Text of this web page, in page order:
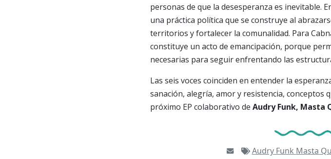
personas de que la desesperanza es inevitable.
una práctica política que se construye al
territorios y fortalecer la comunalidad. Para
constituye un acto de emancipación, porque
necesarias para seguir enfrentando las
Las seis voces coinciden en entender la
sanación, alegría, amor y resistencia, conceptos
próximo EP colaborativo de Audry Funk, Masta
Audry Funk Masta